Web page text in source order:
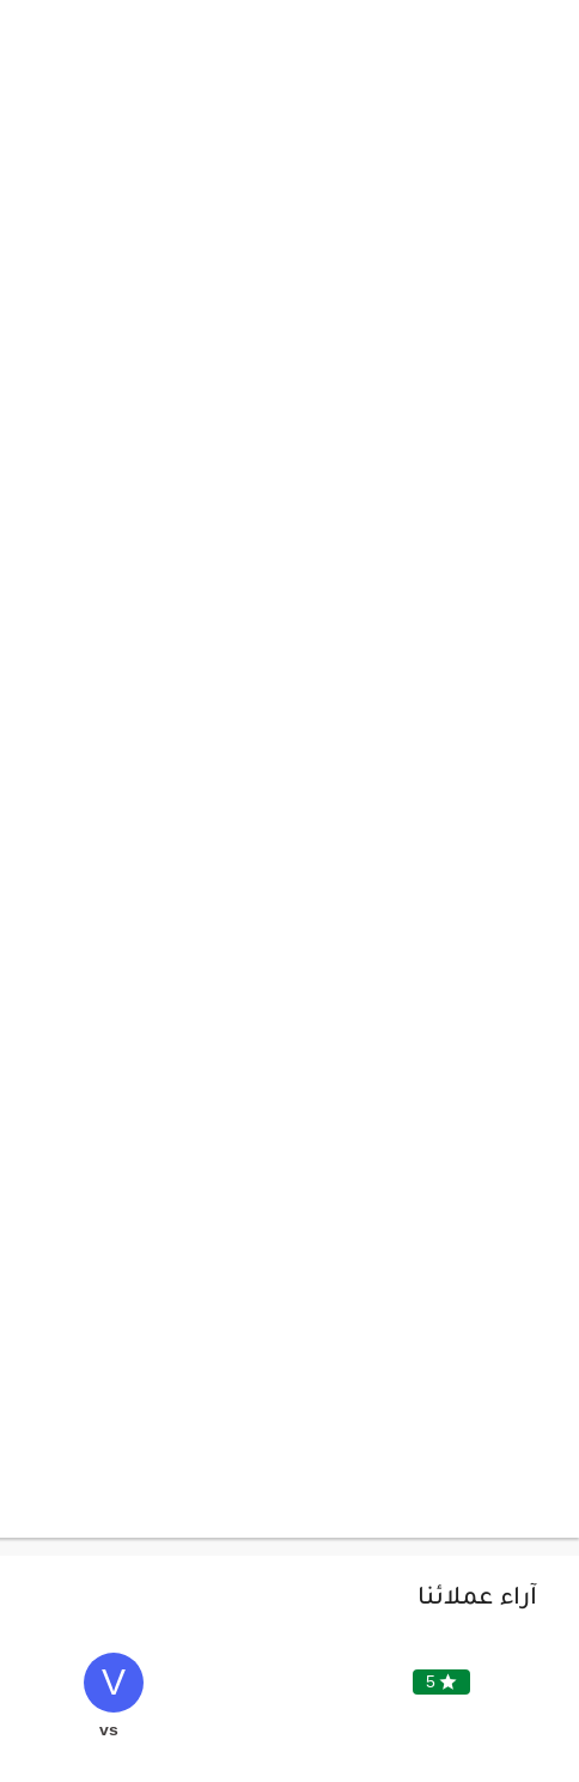
آراء عملائنا
V
vs
5